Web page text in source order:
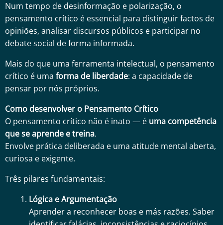
Num tempo de desinformação e polarização, o
pensamento crítico é essencial para distinguir factos de
opiniões, analisar discursos públicos e participar no
debate social de forma informada.
Mais do que uma ferramenta intelectual, o pensamento
crítico é uma forma de liberdade: a capacidade de
pensar por nós próprios.
Como desenvolver o Pensamento Crítico
O pensamento crítico não é inato — é uma competência
que se aprende e treina.
Envolve prática deliberada e uma atitude mental aberta,
curiosa e exigente.
Três pilares fundamentais:
Lógica e Argumentação
Aprender a reconhecer boas e más razões. Saber